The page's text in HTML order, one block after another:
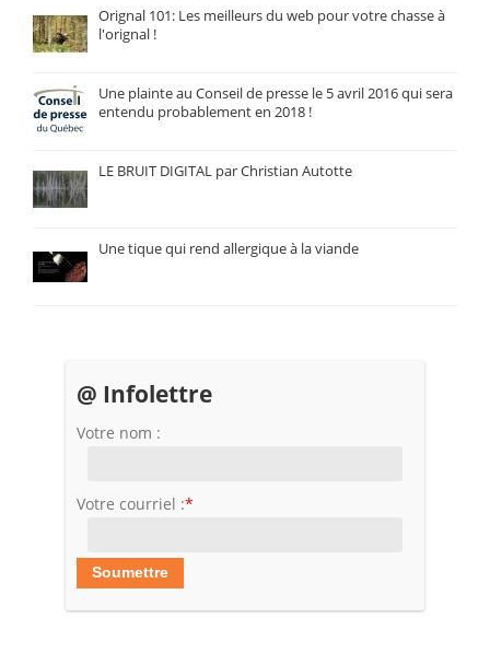
Orignal 101: Les meilleurs du web pour votre chasse à
l'orignal !
Une plainte au Conseil de presse le 5 avril 2016 qui sera
entendu probablement en 2018 !
LE BRUIT DIGITAL par Christian Autotte
Une tique qui rend allergique à la viande
@ Infolettre
Votre nom :
Votre courriel :*